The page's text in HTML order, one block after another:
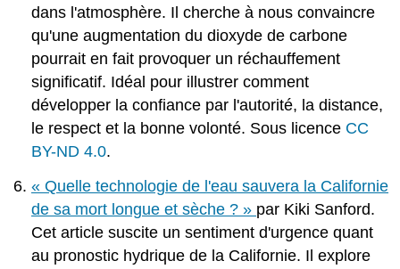
dans l'atmosphère. Il cherche à nous convaincre
qu'une augmentation du dioxyde de carbone
pourrait en fait provoquer un réchauffement
significatif. Idéal pour illustrer comment
développer la confiance par l'autorité, la distance,
le respect et la bonne volonté. Sous licence CC
BY-ND 4.0.
« Quelle technologie de l'eau sauvera la Californie
de sa mort longue et sèche ? » par Kiki Sanford.
Cet article suscite un sentiment d'urgence quant
au pronostic hydrique de la Californie. Il explore